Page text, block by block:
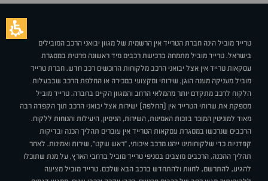
טרייד מוביל הינה חברת הטרייד אין הרשמית של מגוון יבואני הרכב המובילים
בישראל. טרייד מוביל מתמחה ברכישת רכבים מיד ראשונה פרטית במסגרת
עסקאות טרייד אין אצל יבואני הרכב מלקוחות הרוכשים רכב חדש. חברת טרייד
מוביל מעניקה מענה הוגן, שירותי ומקצועי במכירה או החלפת הרכב שבבעלות
הלקוח לרכב מתקדם יותר מהמלאי הרחב והמגוון הקיים בחברה. טרייד מוביל
מספקת את שרותי הטרייד אין (החלפה) ישירות אצל יבואני הרכב תוך הקפדה רבה
מאוד למוניטין המוכר בזכות האמינות, השירות, הניסיון, היעילות והנוחות ללקוח.
הרכבים שנרכשו במסגרת עסקאות הטרייד אין עוברים תהליך הכנה ובדיקות
קפדניות כדי שלקוחותינו ייהנו מרכב איכותי, "ראש שקט", שירות ואמינות. לאחר
תהליך ההכנה, הרכבים מוצבים בסניפי טרייד מוביל ברחבי הארץ, על מנת שתוכלו
להגיע, להתרשם, לחוות ולהתחדש ברכב הבא שלכם. טרייד מוביל מציעה